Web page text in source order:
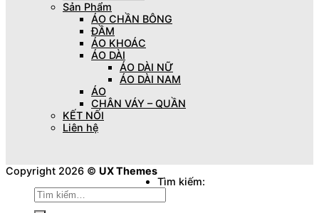
Sản Phẩm
ÁO CHẦN BÔNG
ĐẦM
ÁO KHOÁC
ÁO DÀI
ÁO DÀI NỮ
ÁO DÀI NAM
ÁO
CHÂN VÁY – QUẦN
KẾT NỐI
Liên hệ
Copyright 2026 © UX Themes
Tìm kiếm: